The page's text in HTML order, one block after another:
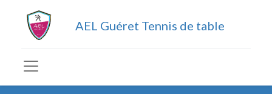
AEL Guéret Tennis de table